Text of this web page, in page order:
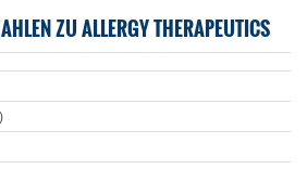
ZU ALLERGY THERAPEUTICS